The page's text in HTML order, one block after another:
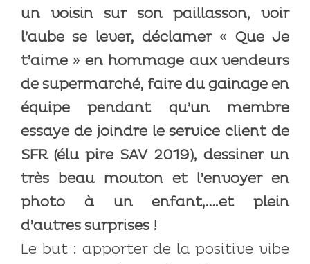
un voisin sur son paillasson, voir
l’aube se lever, déclamer « Que Je
t’aime » en hommage aux vendeurs
de supermarché, faire du gainage en
équipe pendant qu’un membre
essaye de joindre le service client de
SFR (élu pire SAV 2019), dessiner un
très beau mouton et l’envoyer en
photo à un enfant,….et plein
d’autres surprises !
Le but : apporter de la positive vibe